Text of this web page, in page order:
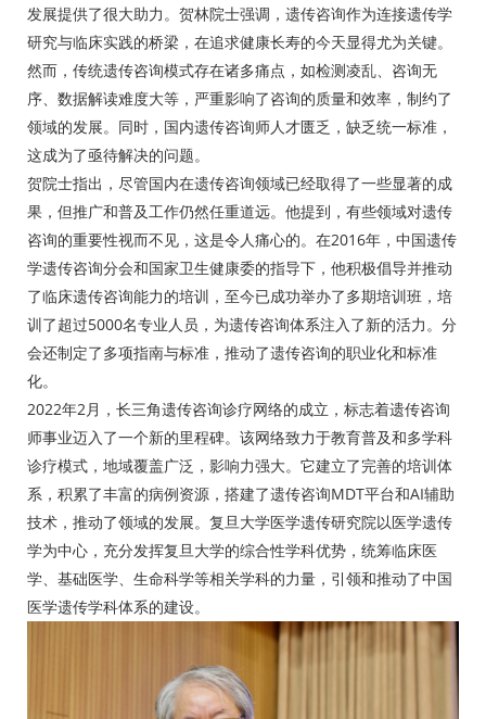
发展提供了很大助力。贺林院士强调，遗传咨询作为连接遗传学
研究与临床实践的桥梁，在追求健康长寿的今天显得尤为关键。
然而，传统遗传咨询模式存在诸多痛点，如检测凌乱、咨询无
序、数据解读难度大等，严重影响了咨询的质量和效率，制约了
领域的发展。同时，国内遗传咨询师人才匮乏，缺乏统一标准，
这成为了亟待解决的问题。
贺院士指出，尽管国内在遗传咨询领域已经取得了一些显著的成
果，但推广和普及工作仍然任重道远。他提到，有些领域对遗传
咨询的重要性视而不见，这是令人痛心的。在2016年，中国遗传
学遗传咨询分会和国家卫生健康委的指导下，他积极倡导并推动
了临床遗传咨询能力的培训，至今已成功举办了多期培训班，培
训了超过5000名专业人员，为遗传咨询体系注入了新的活力。分
会还制定了多项指南与标准，推动了遗传咨询的职业化和标准
化。
2022年2月，长三角遗传咨询诊疗网络的成立，标志着遗传咨询
师事业迈入了一个新的里程碑。该网络致力于教育普及和多学科
诊疗模式，地域覆盖广泛，影响力强大。它建立了完善的培训体
系，积累了丰富的病例资源，搭建了遗传咨询MDT平台和AI辅助
技术，推动了领域的发展。复旦大学医学遗传研究院以医学遗传
学为中心，充分发挥复旦大学的综合性学科优势，统筹临床医
学、基础医学、生命科学等相关学科的力量，引领和推动了中国
医学遗传学科体系的建设。